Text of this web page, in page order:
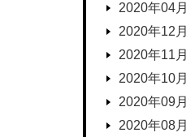
2020年04月
2020年12月
2020年11月
2020年10月
2020年09月
2020年08月